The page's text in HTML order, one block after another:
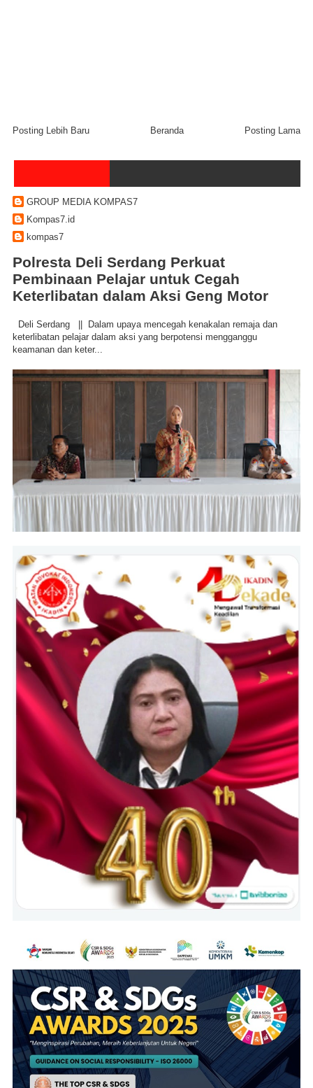
Posting Lebih Baru Posting Lama
Beranda
GROUP MEDIA KOMPAS7
Kompas7.id
kompas7
Polresta Deli Serdang Perkuat
Pembinaan Pelajar untuk Cegah
Keterlibatan dalam Aksi Geng Motor
Deli Serdang || Dalam upaya mencegah kenakalan remaja dan
keterlibatan pelajar dalam aksi yang berpotensi mengganggu
keamanan dan keter...